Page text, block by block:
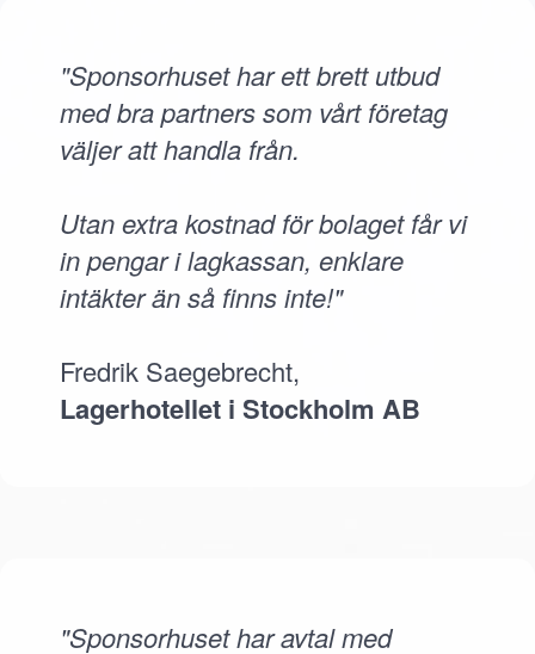
"Sponsorhuset har ett brett utbud
med bra partners som vårt företag
väljer att handla från.
Utan extra kostnad för bolaget får vi
in pengar i lagkassan, enklare
intäkter än så finns inte!"
Fredrik Saegebrecht,
Lagerhotellet i Stockholm AB
"Sponsorhuset har avtal med